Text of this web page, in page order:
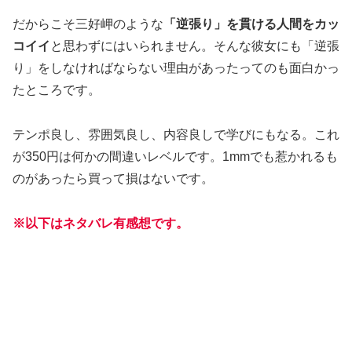
だからこそ三好岬のような 「逆張り」を貫ける人間をカッ
コイイ と思わずにはいられません。そんな彼女にも「逆張
り」をしなければならない理由があったってのも面白かっ
たところです。
テンポ良し、雰囲気良し、内容良しで学びにもなる。これ
が350円は何かの間違いレベルです。1mmでも惹かれるも
のがあったら買って損はないです。
※以下はネタバレ有感想です。